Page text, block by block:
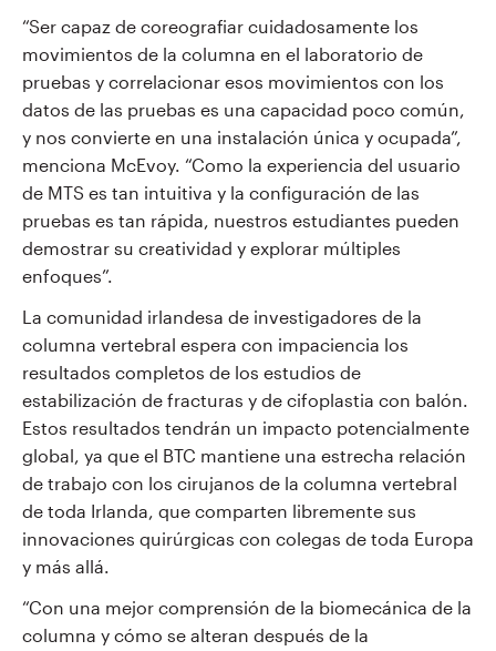
“Ser capaz de coreografiar cuidadosamente los
movimientos de la columna en el laboratorio de
pruebas y correlacionar esos movimientos con los
datos de las pruebas es una capacidad poco común,
y nos convierte en una instalación única y ocupada”,
menciona McEvoy. “Como la experiencia del usuario
de MTS es tan intuitiva y la configuración de las
pruebas es tan rápida, nuestros estudiantes pueden
demostrar su creatividad y explorar múltiples
enfoques”.
La comunidad irlandesa de investigadores de la
columna vertebral espera con impaciencia los
resultados completos de los estudios de
estabilización de fracturas y de cifoplastia con balón.
Estos resultados tendrán un impacto potencialmente
global, ya que el BTC mantiene una estrecha relación
de trabajo con los cirujanos de la columna vertebral
de toda Irlanda, que comparten libremente sus
innovaciones quirúrgicas con colegas de toda Europa
y más allá.
“Con una mejor comprensión de la biomecánica de la
columna y cómo se alteran después de la